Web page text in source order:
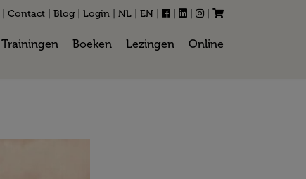
Contact Blog Login NL EN
Trainingen Boeken Lezingen Online